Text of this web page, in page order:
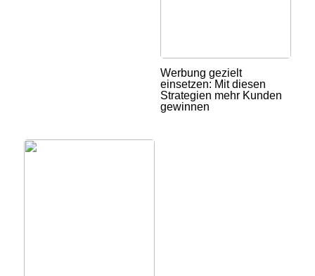
Werbung gezielt
einsetzen: Mit diesen
Strategien mehr Kunden
gewinnen